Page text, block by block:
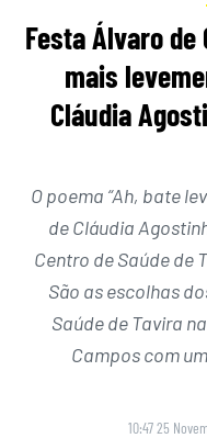
Festa Álvaro de
mais
Cláudia
O poema “Ah, bate
de Cláudia
Centro de Saúde de
São as escolhas
Saúde de Tavira
Campos com
10:47 25